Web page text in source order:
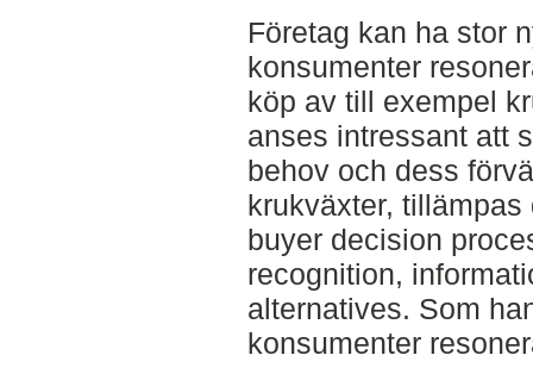
Företag kan ha stor
konsumenter
köp av till exempel
anses intressant att
behov och dess
krukväxter,
buyer decision
recognition,
alternatives. Som
konsumenter